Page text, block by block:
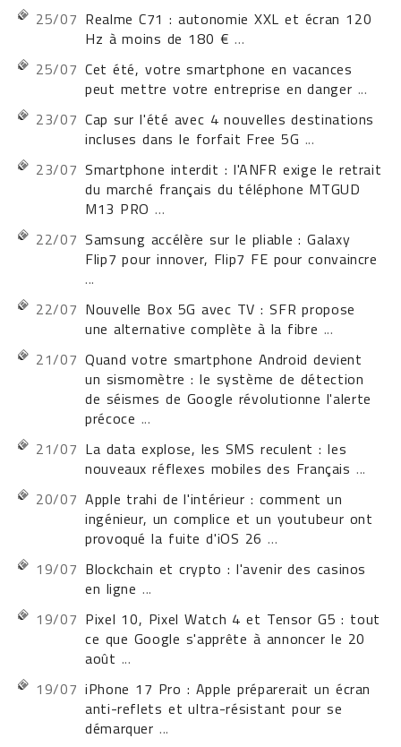
25/07 Realme C71 : autonomie XXL et écran 120
Hz à moins de 180 € ...
25/07 Cet été, votre smartphone en vacances
peut mettre votre entreprise en danger ...
23/07 Cap sur l'été avec 4 nouvelles destinations
incluses dans le forfait Free 5G ...
23/07 Smartphone interdit : l'ANFR exige le retrait
du marché français du téléphone MTGUD
M13 PRO ...
22/07 Samsung accélère sur le pliable : Galaxy
Flip7 pour innover, Flip7 FE pour convaincre
...
22/07 Nouvelle Box 5G avec TV : SFR propose
une alternative complète à la fibre ...
21/07 Quand votre smartphone Android devient
un sismomètre : le système de détection
de séismes de Google révolutionne l'alerte
précoce ...
21/07 La data explose, les SMS reculent : les
nouveaux réflexes mobiles des Français ...
20/07 Apple trahi de l'intérieur : comment un
ingénieur, un complice et un youtubeur ont
provoqué la fuite d'iOS 26 ...
19/07 Blockchain et crypto : l'avenir des casinos
en ligne ...
19/07 Pixel 10, Pixel Watch 4 et Tensor G5 : tout
ce que Google s'apprête à annoncer le 20
août ...
19/07 iPhone 17 Pro : Apple préparerait un écran
anti-reflets et ultra-résistant pour se
démarquer ...